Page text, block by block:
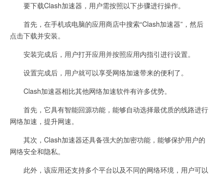
要下载Clash加速器，用户需按照以下步骤进行操作。
首先，在手机或电脑的应用商店中搜索“Clash加速器”，然后
点击下载并安装。
安装完成后，用户打开应用并按照应用内指引进行设置。
设置完成后，用户就可以享受网络加速带来的便利了。
Clash加速器相比其他网络加速软件有许多优势。
首先，它具有智能回源功能，能够自动选择最优质的线路进行
网络加速，提升网速。
其次，Clash加速器还具备强大的加密功能，能够保护用户的
网络安全和隐私。
此外，该应用还支持多个平台以及不同的网络环境，用户可以